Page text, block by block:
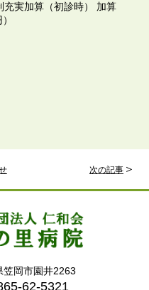
実加算（初診時） 加算
次の記事 ＞
岡市園井2263
62-5321